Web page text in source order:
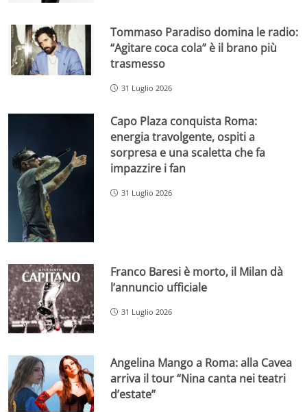
Tommaso Paradiso domina le radio:
“Agitare coca cola” è il brano più
trasmesso
31 Luglio 2026
Capo Plaza conquista Roma:
energia travolgente, ospiti a
sorpresa e una scaletta che fa
impazzire i fan
31 Luglio 2026
Franco Baresi è morto, il Milan dà
l’annuncio ufficiale
31 Luglio 2026
Angelina Mango a Roma: alla Cavea
arriva il tour “Nina canta nei teatri
d’estate”